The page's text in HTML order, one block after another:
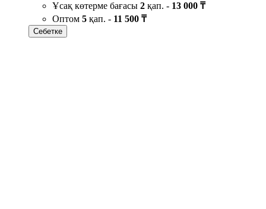
Ұсақ көтерме бағасы 2 қап. - 13 000 ₸
Оптом 5 қап. - 11 500 ₸
Себетке